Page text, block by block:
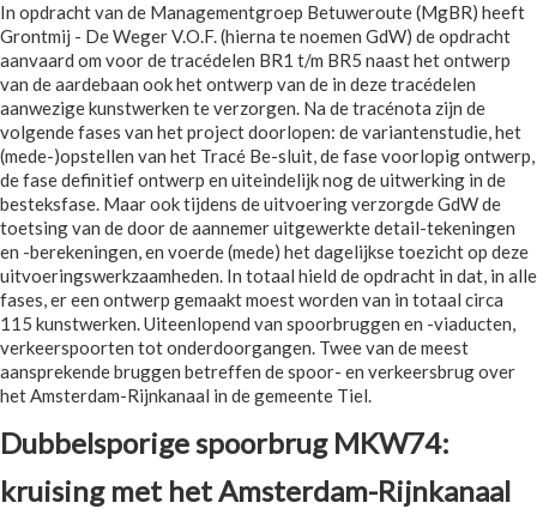
In opdracht van de Managementgroep Betuweroute (MgBR) heeft
Grontmij - De Weger V.O.F. (hierna te noemen GdW) de opdracht
aanvaard om voor de tracédelen BR1 t/m BR5 naast het ontwerp
van de aardebaan ook het ontwerp van de in deze tracédelen
aanwezige kunstwerken te verzorgen. Na de tracénota zijn de
volgende fases van het project doorlopen: de variantenstudie, het
(mede-)opstellen van het Tracé Be-sluit, de fase voorlopig ontwerp,
de fase definitief ontwerp en uiteindelijk nog de uitwerking in de
besteksfase. Maar ook tijdens de uitvoering verzorgde GdW de
toetsing van de door de aannemer uitgewerkte detail-tekeningen
en -berekeningen, en voerde (mede) het dagelijkse toezicht op deze
uitvoeringswerkzaamheden. In totaal hield de opdracht in dat, in alle
fases, er een ontwerp gemaakt moest worden van in totaal circa
115 kunstwerken. Uiteenlopend van spoorbruggen en -viaducten,
verkeerspoorten tot onderdoorgangen. Twee van de meest
aansprekende bruggen betreffen de spoor- en verkeersbrug over
het Amsterdam-Rijnkanaal in de gemeente Tiel.
Dubbelsporige spoorbrug MKW74:
kruising met het Amsterdam-Rijnkanaal